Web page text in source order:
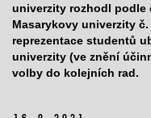
univerzity rozhodl podle
Masarykovy univerzity
reprezentace studentů
univerzity (ve znění
volby do kolejních rad.